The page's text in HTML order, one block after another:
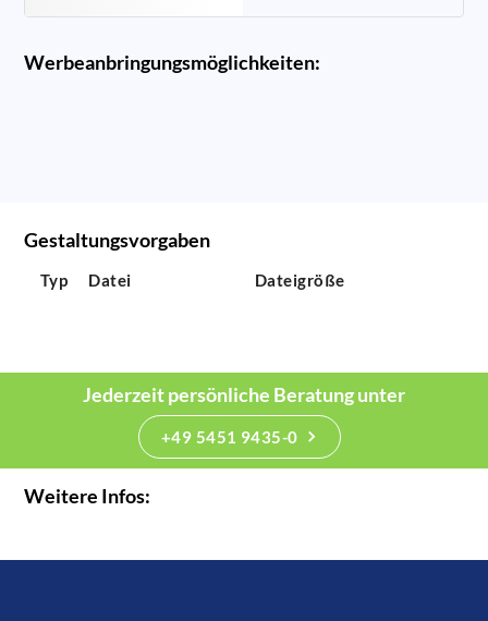
Werbeanbringungsmöglichkeiten:
Gestaltungsvorgaben
Typ Datei Dateigröße
Jederzeit persönliche Beratung unter
+49 5451 9435-0
Weitere Infos: